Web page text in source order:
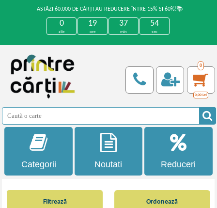
ASTĂZI 60.000 DE CĂRȚI AU REDUCERE ÎNTRE 15% ȘI 60%!📚
0
zile
19
ore
37
min
53
sec
0
0,00 Lei
Categorii Noutati Reduceri
Filtrează Ordonează